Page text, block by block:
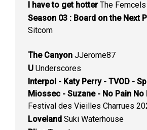
I have to get hotterThe Femcels
Season 03 : Board on the Next
Sitcom
The Canyon JJerome87
U Underscores
Interpol - Katy Perry - TVOD -
Miossec - Suzane - No Pain No
Festival des Vieilles Charrues
Loveland Suki Waterhouse